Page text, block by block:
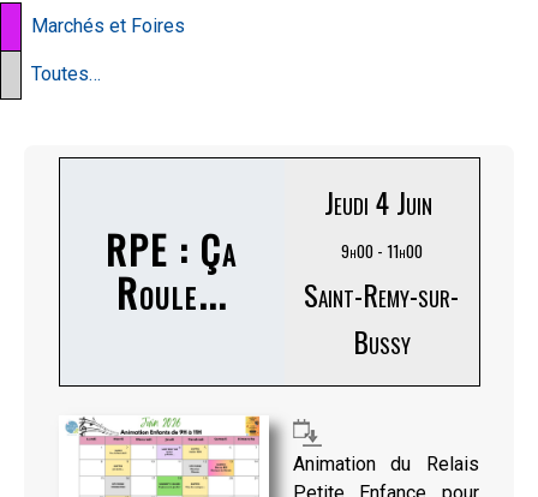
Marchés et Foires
Toutes…
RPE : Ça
Roule...
Jeudi 4 Juin
9h00 - 11h00
Saint-Remy-sur-
Bussy
Animation du Relais